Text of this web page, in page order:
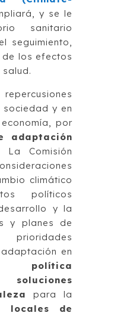
y se le
sanitario
seguimiento,
los efectos
y en
por
adaptación
La Comisión
climático
políticos
y la
y planes de
en
política
soluciones
para la
locales de